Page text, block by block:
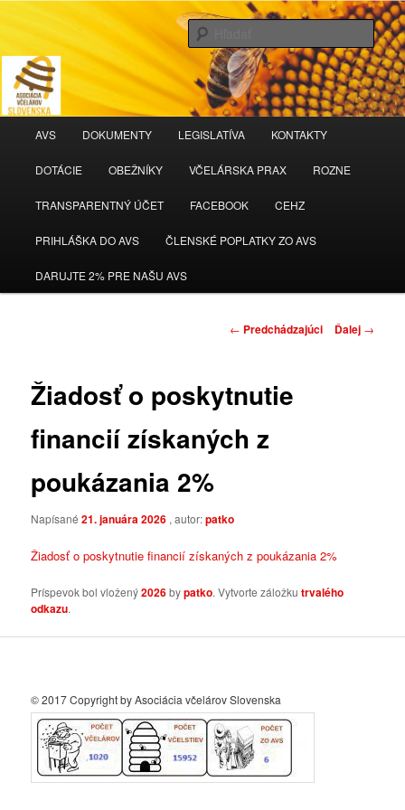
AVS
Preskočiť
na
primárny
AVS DOKUMENTY LEGISLATÍVA KONTAKTY
DOTÁCIE OBEŽNÍKY VČELÁRSKA PRAX ROZNE
TRANSPARENTNÝ ÚČET FACEBOOK CEHZ
PRIHLÁŠKA DO AVS ČLENSKÉ POPLATKY ZO AVS
DARUJTE 2% PRE NAŠU AVS
Navigácia
← Predchádzajúci Ďalej →
Žiadosť o poskytnutie
financií získaných z
poukázania 2%
Napísané21. januára 2026 , autor:patko
Žiadosť o poskytnutie financií získaných z poukázania 2%
Príspevok bol vložený2026bypatko. Vytvorte záložkutrvalého
odkazu.
© 2017 Copyright by Asociácia včelárov Slovenska